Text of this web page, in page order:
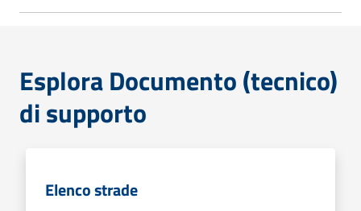
Esplora Documento (tecnico)
di supporto
Elenco strade